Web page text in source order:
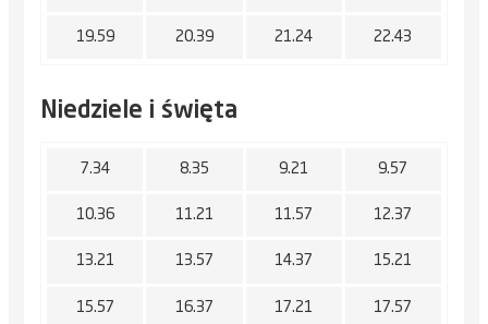
19.59 20.39 21.24 22.43
Niedziele i święta
7.34 8.35 9.21 9.57
10.36 11.21 11.57 12.37
13.21 13.57 14.37 15.21
15.57 16.37 17.21 17.57